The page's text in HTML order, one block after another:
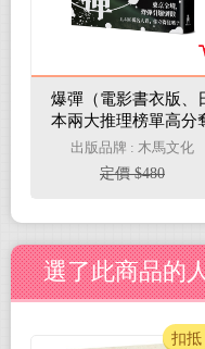
爆彈（電影書衣版、
本兩大推理榜單高分
冠之作！）
出版品牌 : 木馬文化
定價 $480
選了此商品的
扣抵